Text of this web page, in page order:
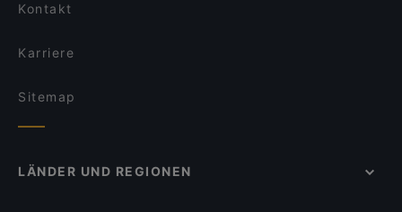
Kontakt
Karriere
Sitemap
LÄNDER UND REGIONEN